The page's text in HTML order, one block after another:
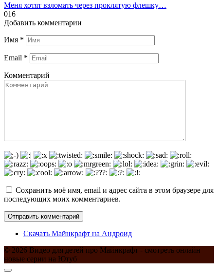
Меня хотят взломать через проклятую флешку…
016
Добавить комментарии
Имя *
Email *
Комментарий
Сохранить моё имя, email и адрес сайта в этом браузере для
последующих моих комментариев.
Скачать Майнкрафт на Андроид
© 2026 Видео для детей про Майнкрафт - смотреть онлайн
новые серии на Ютуб